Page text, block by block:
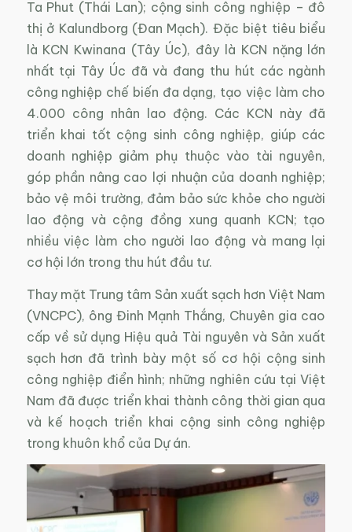
Ta Phut (Thái Lan); cộng sinh công nghiệp – đô
thị ở Kalundborg (Đan Mạch). Đặc biệt tiêu biểu
là KCN Kwinana (Tây Úc), đây là KCN nặng lớn
nhất tại Tây Úc đã và đang thu hút các ngành
công nghiệp chế biến đa dạng, tạo việc làm cho
4.000 công nhân lao động. Các KCN này đã
triển khai tốt cộng sinh công nghiệp, giúp các
doanh nghiệp giảm phụ thuộc vào tài nguyên,
góp phần nâng cao lợi nhuận của doanh nghiệp;
bảo vệ môi trường, đảm bảo sức khỏe cho người
lao động và cộng đồng xung quanh KCN; tạo
nhiều việc làm cho người lao động và mang lại
cơ hội lớn trong thu hút đầu tư.
Thay mặt Trung tâm Sản xuất sạch hơn Việt Nam
(VNCPC), ông Đinh Mạnh Thắng, Chuyên gia cao
cấp về sử dụng Hiệu quả Tài nguyên và Sản xuất
sạch hơn đã trình bày một số cơ hội cộng sinh
công nghiệp điển hình; những nghiên cứu tại Việt
Nam đã được triển khai thành công thời gian qua
và kế hoạch triển khai cộng sinh công nghiệp
trong khuôn khổ của Dự án.